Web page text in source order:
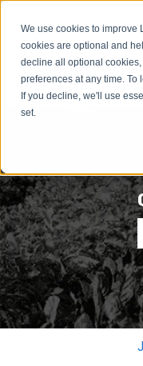
We use cookies to improve
cookies are optional and
decline all optional
preferences at any time.
If you decline, we'll use
set.